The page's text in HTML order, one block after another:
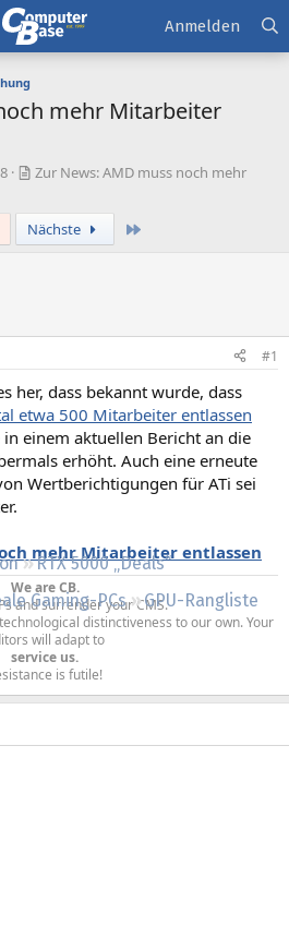
RTX 5000 „Deals“
Gaming-PCs
GPU-Rangliste
Anmelden
mehr Mitarbeiter
Zur News: AMD muss noch mehr
Nächste
#1
her, dass bekannt wurde, dass
etwa 500 Mitarbeiter entlassen
einem aktuellen Bericht an die
erhöht. Auch eine erneute
Wertberichtigungen für ATi sei
mehr Mitarbeiter entlassen
We are CB.
and surrender your CMS.
distinctiveness to our own. Your
will adapt to
service us.
is futile!​